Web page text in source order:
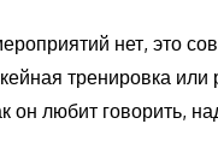
нет, это
тренировка
он любит говорить,